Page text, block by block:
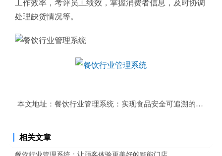
工作效率，考评员工绩效，掌握消费者信息，及时协调
处理缺货情况等。
本文地址： 餐饮行业管理系统：实现食品安全可追溯的有效手
相关文章
餐饮行业管理系统：让顾客体验更美好的智能门店